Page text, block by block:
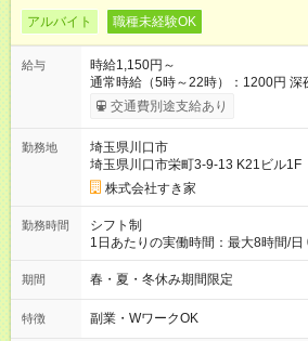
アルバイト 職種未経験OK
給与
時給1,150円～
通常時給（5時～22時）：1200円 深
1500円 高校生時給：1150円 【特別手当】早朝手当（5：00-9：
00）時給+150円 【試用期間】試用期間あり 試用期間の長さ：1
30日（※条件変更なし）ですが、切
ただきます。 研修制度あり：15時間(
交通費別途支給あり
勤務地
埼玉県川口市
埼玉県川口市栄町3-9-13 K21ビル1F
株式会社すき家
勤務時間
シフト制
1日あたりの実働時間：最大8時間/
2h～OK ＜シフト例＞ 〇朝帯 5:00-
後帯 14:00-18:00 〇夜帯 18:00-
ます♪
期間 春・夏・冬休み期間限定
特徴 副業・WワークOK